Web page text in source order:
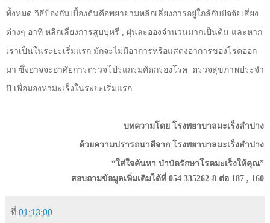
ทั้งหมด วิธีป้องกันเบื้องต้นคือพยายามหลีกเลี่ยงการอยู่ใกล้กับปัจจัยเสี่ยง
ต่างๆ อาทิ หลีกเลี่ยงการสูบบุหรี่ ฝุ่นละอองจำนวนมากเป็นต้น และหาก
เราเป็นในระยะเริ่มแรก มักจะไม่มีอาการหรือแสดงอาการของโรคออก
มา ซึ่งอาจจะอาศัยการตรวจโปรแกรมคัดกรองโรค ตรวจสุขภาพประจำ
ปี เพื่อมองหามะเร็งในระยะเริ่มแรก
บทความโดย โรงพยาบาลมะเร็งลำปาง
ด้วยความปรารถนาดีจาก โรงพยาบาลมะเร็งลำปาง
“ใส่ใจค้นหา บำบัดรักษาโรคมะเร็งให้คุณ”
สอบถามข้อมูลเพิ่มเติมได้ที่ 054 335262-8 ต่อ 187 , 160
ที่ 01:13:00